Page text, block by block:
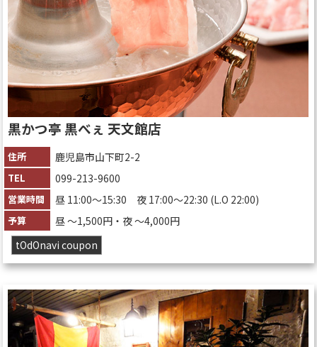
黒かつ亭 黒べぇ 天文館店
住所 鹿児島市山下町2-2
TEL 099-213-9600
営業時間 昼 11:00～15:30 夜 17:00～22:30 (L.O 22:00)
予算
昼 〜1,500円・夜 〜4,000円
tOdOnavi coupon